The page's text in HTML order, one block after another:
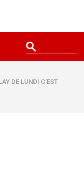
DE LUNDI C’EST